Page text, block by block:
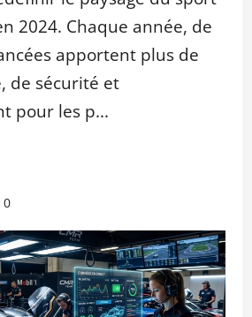
2024. Chaque année, de
apportent plus de
de sécurité et
pour les p...
0